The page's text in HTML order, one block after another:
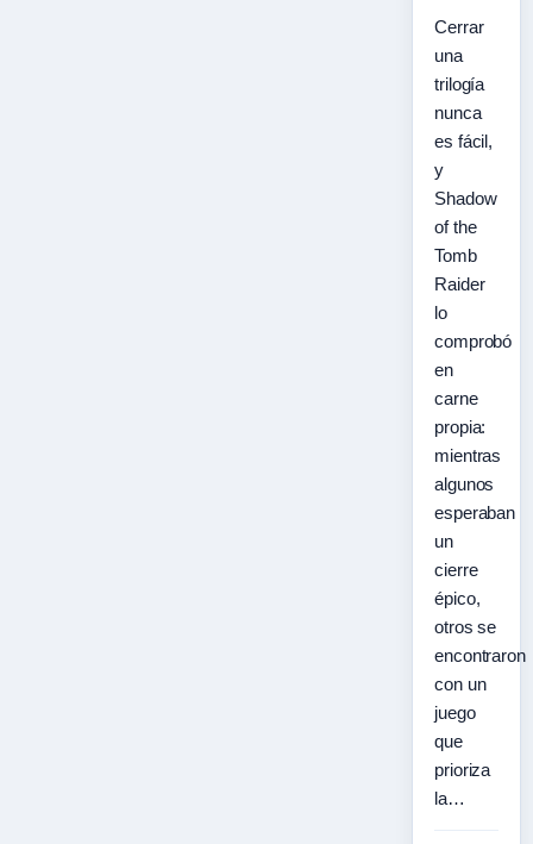
Cerrar
una
trilogía
nunca
es fácil,
y
Shadow
of the
Tomb
Raider
lo
comprobó
en
carne
propia:
mientras
algunos
esperaban
un
cierre
épico,
otros se
encontraron
con un
juego
que
prioriza
la…